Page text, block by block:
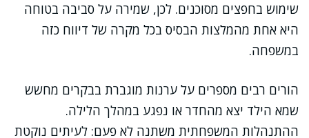
שימוש בחפצים מסוכנים. לכן, שמירה על סביבה בטוחה
היא אחת מהמלצות הבסיס בכל מקרה של דיווח כזה
במשפחה.
הורים רבים מספרים על ערנות מוגברת בבקרים מחשש
שמא הילד יצא מהחדר או נפגע במהלך הלילה.
ההתנהלות המשפחתית משתנה לא פעם: לעיתים נוקטת